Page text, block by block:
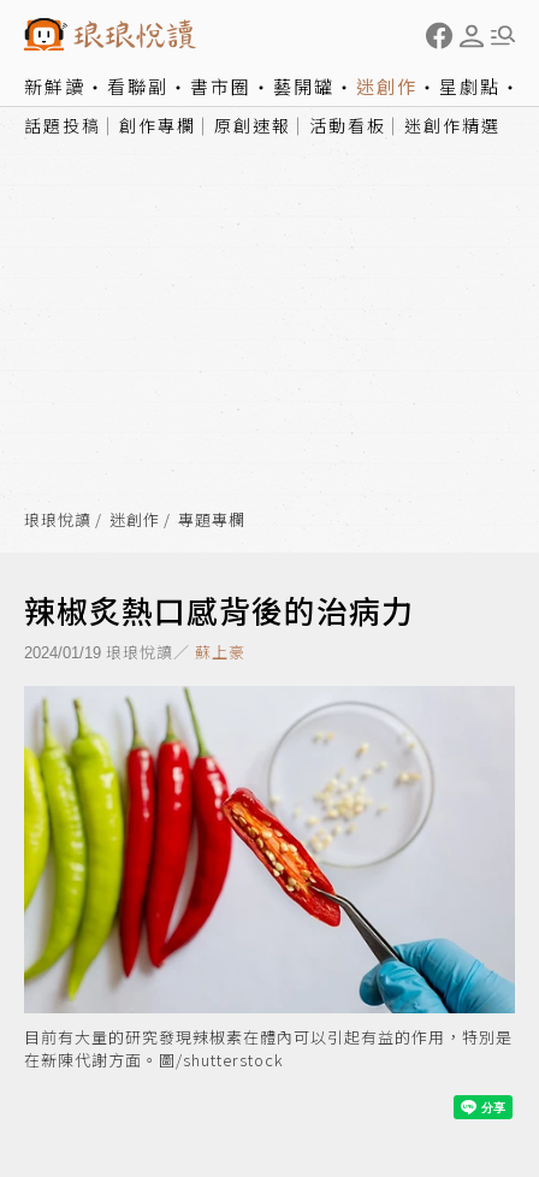
新鮮讀 看聯副 書市圈 藝開罐 迷創作 星劇點
話題投稿 創作專欄 原創速報 活動看板 迷創作精選
琅琅悅讀 迷創作 專題專欄
辣椒炙熱口感背後的治病力
2024/01/19 琅琅悅讀／ 蘇上豪
目前有大量的研究發現辣椒素在體內可以引起有益的作用，特別是
在新陳代謝方面。圖/shutterstock